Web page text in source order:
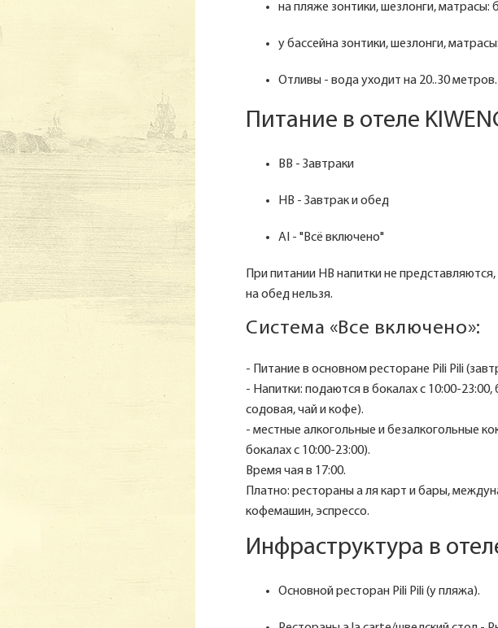
на пляже зонтики, шезлонги, матрасы:
у бассейна зонтики, шезлонги,
Отливы - вода уходит на 20..30 метров.
Питание в отеле
BB - Завтраки
HB - Завтрак и обед
AI - "Всё включено"
При питании HB напитки не
на обед нельзя.
Система «Все включено»:
- Питание в основном ресторане Pili Pili
- Напитки: подаются в бокалах с 10:00-
содовая, чай и кофе).
- местные алкогольные и безалкогольные
бокалах с 10:00-23:00).
Время чая в 17:00.
Платно: рестораны а ля карт и бары,
кофемашин, эспрессо.
Инфраструктура в
Основной ресторан Pili Pili (у пляжа).